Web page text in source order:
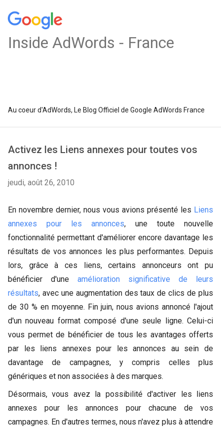
Inside AdWords - France
Au coeur d'AdWords, Le Blog Officiel de Google AdWords France
Activez les Liens annexes pour toutes vos
annonces !
jeudi, août 26, 2010
En novembre dernier, nous vous avions présenté les Liens
annexes pour les annonces, une toute nouvelle
fonctionnalité permettant d'améliorer encore davantage les
résultats de vos annonces les plus performantes. Depuis
lors, grâce à ces liens, certains annonceurs ont pu
bénéficier d'une amélioration significative de leurs
résultats, avec une augmentation des taux de clics de plus
de 30 % en moyenne. Fin juin, nous avions annoncé l'ajout
d'un nouveau format composé d'une seule ligne. Celui-ci
vous permet de bénéficier de tous les avantages offerts
par les liens annexes pour les annonces au sein de
davantage de campagnes, y compris celles plus
génériques et non associées à des marques.
Désormais, vous avez la possibilité d'activer les liens
annexes pour les annonces pour chacune de vos
campagnes. En d'autres termes, nous n'avez plus à attendre